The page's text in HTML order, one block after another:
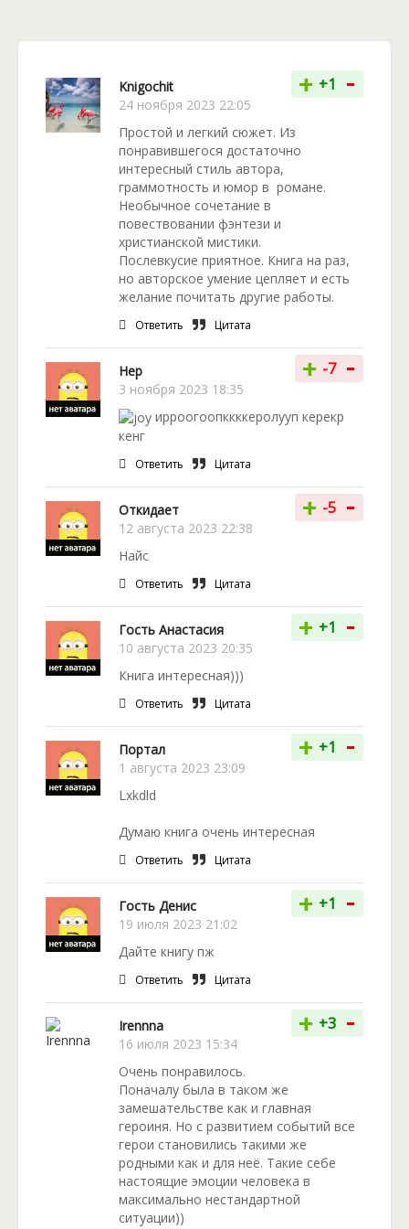
Вас ждет увлекательная и интригующая история с
прекрасными персонажами, захватывающим
сюжетом и легкой романтической ноткой. Легкая и
приятная книга отлично подойдет для того, чтобы
расслабиться после трудового дня. Есть
небольшой минус – книга не вычитана,
встречаются опечатки, но это никак не повлияет
на впечатление – вы наверняка получите
удовольствие от прочтения!
Knigochit
24 ноября 2023 22:05
+ +1 -
Простой и легкий сюжет. Из
понравившегося достаточно
интересный стиль автора,
граммотность и юмор в романе.
Необычное сочетание в
повествовании фэнтези и
христианской мистики.
Послевкусие приятное. Книга на раз,
но авторское умение цепляет и есть
желание почитать другие работы.
Ответить Цитата
Нер
3 ноября 2023 18:35
+ -7 -
ирроогоопккккеролууп керекр
кенг
Ответить Цитата
Откидает
12 августа 2023 22:38
+ -5 -
Найс
Ответить Цитата
Гость Анастасия
10 августа 2023 20:35
+ +1 -
Книга интересная)))
Ответить Цитата
Портал
1 августа 2023 23:09
+ +1 -
Lxkdld
Думаю книга очень интересная
Ответить Цитата
Гость Денис
19 июля 2023 21:02
+ +1 -
Дайте книгу пж
Ответить Цитата
Irennna
16 июля 2023 15:34
+ +3 -
Очень понравилось.
Поначалу была в таком же
замешательстве как и главная
героиня. Но с развитием событий все
герои становились такими же
родными как и для неё. Такие себе
настоящие эмоции человека в
максимально нестандартной
ситуации))